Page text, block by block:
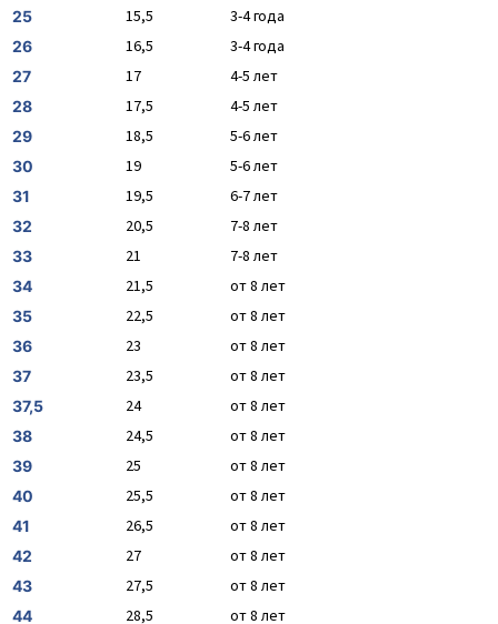
25 15,5 3-4 года
26 16,5 3-4 года
27 17 4-5 лет
28 17,5 4-5 лет
29 18,5 5-6 лет
30 19 5-6 лет
31 19,5 6-7 лет
32 20,5 7-8 лет
33 21 7-8 лет
34 21,5 от 8 лет
35 22,5 от 8 лет
36 23 от 8 лет
37 23,5 от 8 лет
37,5 24 от 8 лет
38 24,5 от 8 лет
39 25 от 8 лет
40 25,5 от 8 лет
41 26,5 от 8 лет
42 27 от 8 лет
43 27,5 от 8 лет
44 28,5 от 8 лет